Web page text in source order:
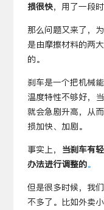
损很快，用了一段
那么问题又来了，
是由摩擦材料的两大
的。
刹车是一个把机械
温度特性不够好，
就会急剧升高，从
损加快、加剧。
事实上， 当刹车有
办法进行调整的。
但是很多时候，我
不多了。比如外卖